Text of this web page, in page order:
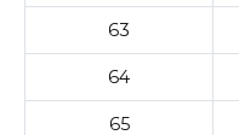
63
64
65